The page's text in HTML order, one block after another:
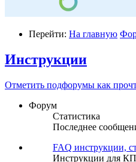
Перейти: На главную
Инструкции
Отметить подфорумы как
Форум
Статистика
Последнее
FAQ инструкции,
Инструкции для